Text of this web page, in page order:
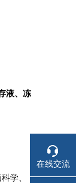
液、冻
学、
在线交流